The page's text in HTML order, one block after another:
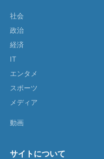
社会
政治
経済
IT
エンタメ
スポーツ
メディア
動画
サイトについて